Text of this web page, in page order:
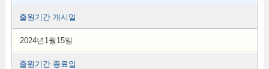
출원기간 개시일
2024년1월15일
출원기간 종료일